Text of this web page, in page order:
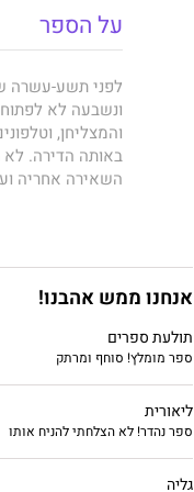
על הספר
לפני תשע-עשרה
ונשבעה לא
והמצליחן,
באותה הדירה.
השאירה אחריה
האלצהיימר
וכבר לא יכולה
עדיין לא איבדה:
מדממת, זועקת
להעביר מסר
ויש להם הרבה
הומור, שנינות
ודמויות מורכבות
אנחנו ממש אהבנו!
תולעת ספרים
ספר מומלץ! סוחף ומרתק
ליאורית
ספר נהדר! לא הצלחתי להניח אותו
גליה